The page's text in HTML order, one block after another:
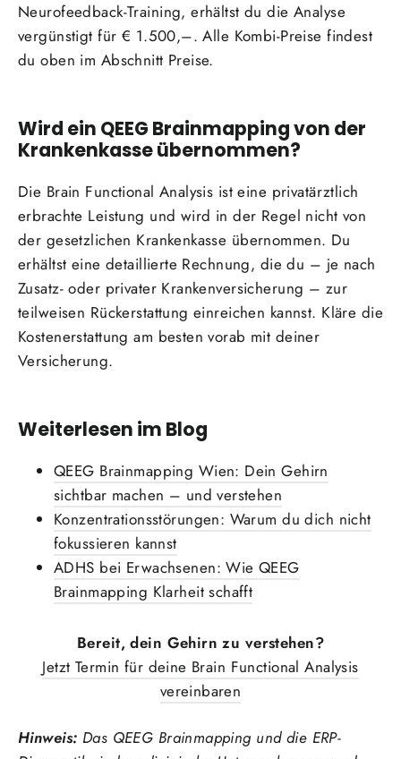
Neurofeedback-Training, erhältst du die Analyse
vergünstigt für € 1.500,–. Alle Kombi-Preise findest
du oben im Abschnitt Preise.
Wird ein QEEG Brainmapping von der
Krankenkasse übernommen?
Die Brain Functional Analysis ist eine privatärztlich
erbrachte Leistung und wird in der Regel nicht von
der gesetzlichen Krankenkasse übernommen. Du
erhältst eine detaillierte Rechnung, die du – je nach
Zusatz- oder privater Krankenversicherung – zur
teilweisen Rückerstattung einreichen kannst. Kläre die
Kostenerstattung am besten vorab mit deiner
Versicherung.
Weiterlesen im Blog
QEEG Brainmapping Wien: Dein Gehirn
sichtbar machen – und verstehen
Konzentrationsstörungen: Warum du dich nicht
fokussieren kannst
ADHS bei Erwachsenen: Wie QEEG
Brainmapping Klarheit schafft
Bereit, dein Gehirn zu verstehen?
Jetzt Termin für deine Brain Functional Analysis
vereinbaren
Hinweis: Das QEEG Brainmapping und die ERP-